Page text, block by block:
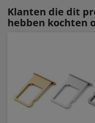
Klanten die dit
hebben kochten